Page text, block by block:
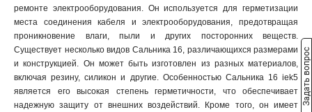
ремонте электрооборудования. Он используется для герметизации
места соединения кабеля и электрооборудования, предотвращая
проникновение влаги, пыли и других посторонних веществ.
Существует несколько видов Сальника 16, различающихся размерами
и конструкцией. Он может быть изготовлен из разных материалов,
включая резину, силикон и другие. Особенностью Сальника 16 iek5
является его высокая степень герметичности, что обеспечивает
надежную защиту от внешних воздействий. Кроме того, он имеет
Задать вопрос